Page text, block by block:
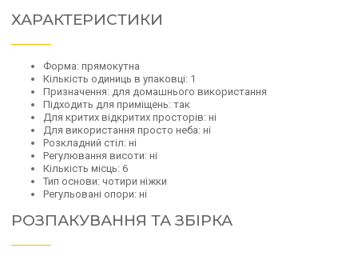
ХАРАКТЕРИСТИКИ
Форма: прямокутна
Кількість одиниць в упаковці: 1
Призначення: для домашнього використання
Підходить для приміщень: так
Для критих відкритих просторів: ні
Для використання просто неба: ні
Розкладний стіл: ні
Регулювання висоти: ні
Кількість місць: 6
Тип основи: чотири ніжки
Регульовані опори: ні
РОЗПАКУВАННЯ ТА ЗБІРКА